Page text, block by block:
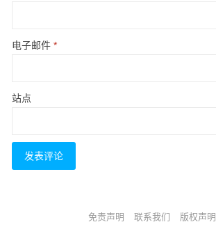
电子邮件 *
站点
免责声明 联系我们 版权声明